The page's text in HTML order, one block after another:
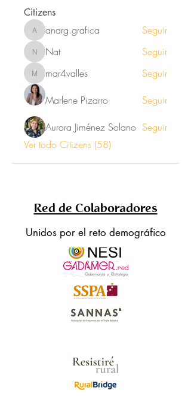
Citizens
anarg.grafica
anarg.grafica Seguir
NatNat Seguir
mar4valles
mar4valles Seguir
Marlene Pizarro Seguir
Aurora Jiménez Solano Seguir
Ver todo Citizens (58)
Red de Colaboradores
Unidos por el reto demográfico